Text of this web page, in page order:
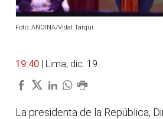
Foto: ANDINA/Vidal Tarqui
19:40 | Lima, dic. 19.
La presidenta de la República,